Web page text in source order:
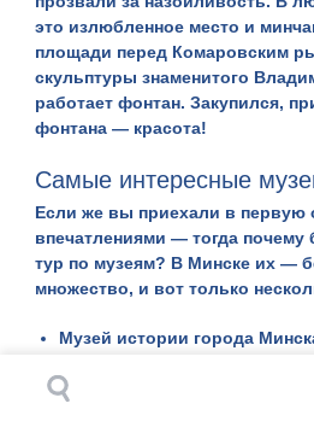
это излюбленное место и
площади перед Комаровским
скульптуры знаменитого
работает фонтан. Закупился,
фонтана — красота!
Самые интересные
Если же вы приехали в первую
впечатлениями — тогда почему
тур по музеям? В Минске их —
множество, и вот только
Музей истории города
Национальный